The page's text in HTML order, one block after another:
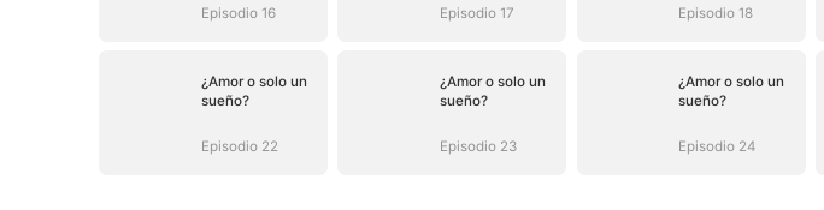
Episodio 16 Episodio 17 Episodio 18
¿Amor o solo un
sueño?
Episodio 22
¿Amor o solo un
sueño?
Episodio 23
¿Amor o solo un
sueño?
Episodio 24